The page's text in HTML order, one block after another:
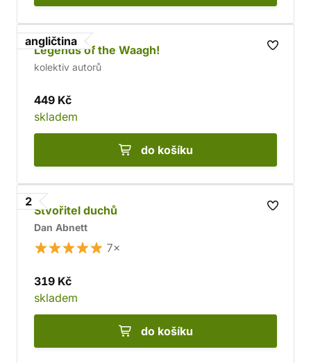
angličtina
Legends of the Waagh!
kolektiv autorů
449 Kč
skladem
do košíku
2
Stvořitel duchů
Dan Abnett
7×
319 Kč
skladem
do košíku